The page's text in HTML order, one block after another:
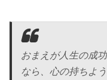
おまえが人生の成
なら、心の持ちよ